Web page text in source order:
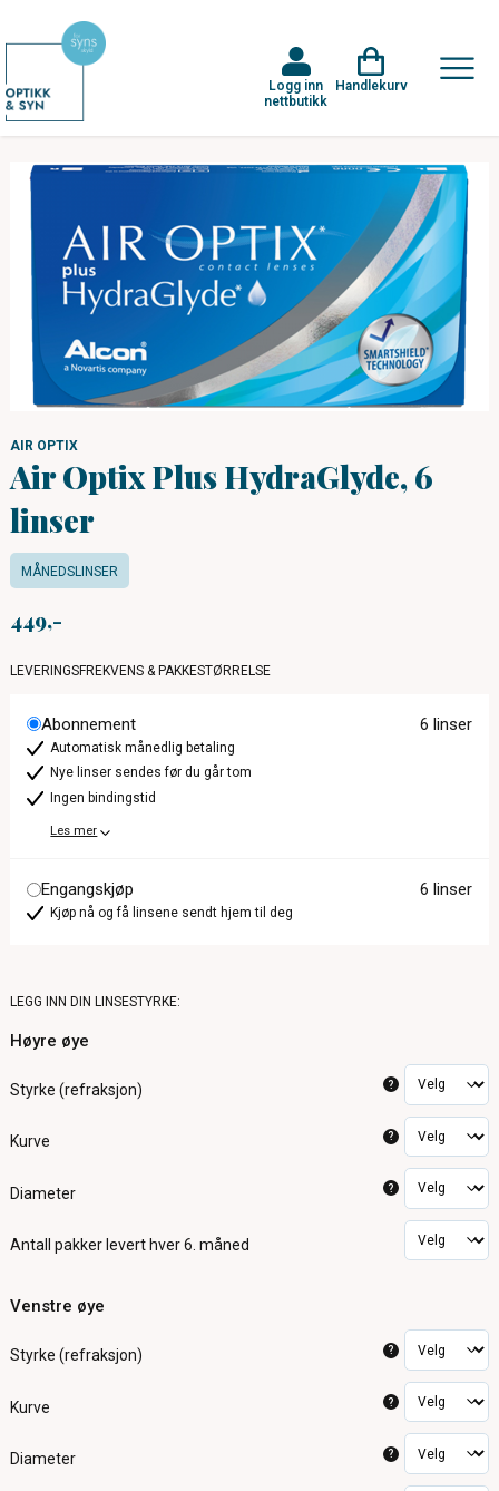
Logg inn
nettbutikk
Handlekurv
AIR OPTIX
Air Optix Plus HydraGlyde, 6
linser
MÅNEDSLINSER
449
LEVERINGSFREKVENS & PAKKESTØRRELSE
Abonnement 6 linser
Automatisk månedlig betaling
Nye linser sendes før du går tom
Ingen bindingstid
Les mer
Engangskjøp 6 linser
Kjøp nå og få linsene sendt hjem til deg
LEGG INN DIN LINSESTYRKE:
Høyre øye
Styrke (refraksjon) ?
Kurve ?
Diameter ?
Antall pakker levert hver 6. måned
Venstre øye
Styrke (refraksjon) ?
Kurve ?
Diameter ?